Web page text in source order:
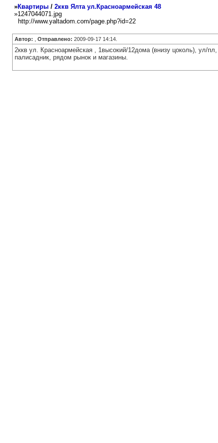
»Квартиры/ 2ккв Ялта ул.Красноармейская 48
»1247044071.jpg
http://www.yaltadom.com/page.php?id=22
Автор: Отправлено: 2009-09-17 14:14.
2ккв ул. Красноармейская , 1высокий/12дома (внизу цоколь), ул/
палисадник, рядом рынок и магазины.